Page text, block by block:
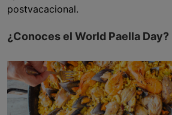
postvacacional.
¿Conoces el World Paella Day?